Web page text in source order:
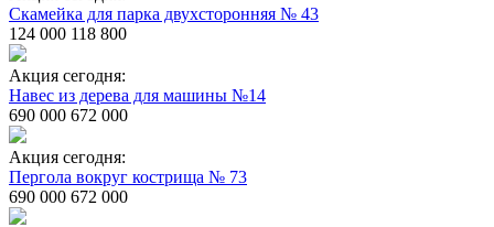
Скамейка для парка двухсторонняя № 43
124 000 118 800
Акция сегодня:
Навес из дерева для машины №14
690 000 672 000
Акция сегодня:
Пергола вокруг кострища № 73
690 000 672 000